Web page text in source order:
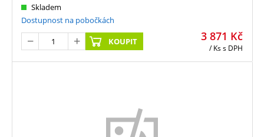
3 871 Kč
/ Kss DPH
Skladem
Dostupnost na pobočkách
KOUPIT